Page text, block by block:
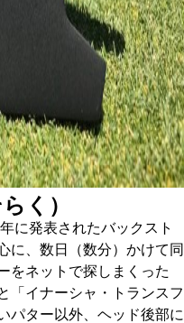
く）
に発表されたバックスト
に、数日（数分）かけて同
をネットで探しまくった
「イナーシャ・トランスフ
パター以外、ヘッド後部に